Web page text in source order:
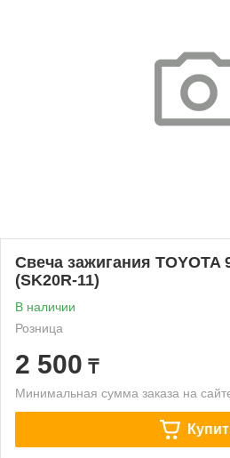
Свеча зажигания TOYOTA
(SK20R-11)
В наличии
Розница
2 500 ₸
Минимальная сумма заказа на